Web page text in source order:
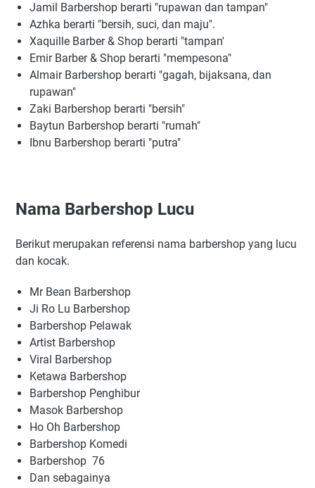
Jamil Barbershop berarti "rupawan dan tampan"
Azhka berarti "bersih, suci, dan maju".
Xaquille Barber & Shop berarti "tampan'
Emir Barber & Shop berarti "mempesona"
Almair Barbershop berarti "gagah, bijaksana, dan
rupawan"
Zaki Barbershop berarti "bersih"
Baytun Barbershop berarti "rumah"
Ibnu Barbershop berarti "putra"
Nama Barbershop Lucu
Berikut merupakan referensi nama barbershop yang lucu
dan kocak.
Mr Bean Barbershop
Ji Ro Lu Barbershop
Barbershop Pelawak
Artist Barbershop
Viral Barbershop
Ketawa Barbershop
Barbershop Penghibur
Masok Barbershop
Ho Oh Barbershop
Barbershop Komedi
Barbershop 76
Dan sebagainya